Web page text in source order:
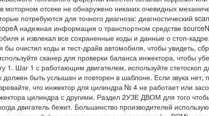
моторном отсеке не обнаружено никаких очевидных
потребуются для точного диагноза: диагностический
надежная информация о транспортном средстве
и извлекал все сохраненные коды и данные о стоп-
бы очистил коды и тест-драйв автомобиля, чтобы увидеть,
сканер для проверки баланса инжектора, чтобы
1. Шаг 1 с работающим двигателем, используйте стетоскоп
должен быть услышан и повторен в шаблоне. Если звука нет,
что инжектор для цилиндра № 4 не работает или
цилиндра с другими. Раздел 2УЗЕ ДВОМ для того
двигатель бежит. Большинство производителей